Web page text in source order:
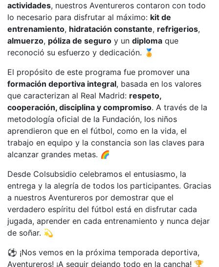
actividades, nuestros Aventureros contaron con todo
lo necesario para disfrutar al máximo: kit de
entrenamiento, hidratación constante, refrigerios,
almuerzo, póliza de seguro y un diploma que
reconoció su esfuerzo y dedicación. 🏅
El propósito de este programa fue promover una
formación deportiva integral, basada en los valores
que caracterizan al Real Madrid: respeto,
cooperación, disciplina y compromiso. A través de la
metodología oficial de la Fundación, los niños
aprendieron que en el fútbol, como en la vida, el
trabajo en equipo y la constancia son las claves para
alcanzar grandes metas. 🌈
Desde Colsubsidio celebramos el entusiasmo, la
entrega y la alegría de todos los participantes. Gracias
a nuestros Aventureros por demostrar que el
verdadero espíritu del fútbol está en disfrutar cada
jugada, aprender en cada entrenamiento y nunca dejar
de soñar. 💫
⚽ ¡Nos vemos en la próxima temporada deportiva,
Aventureros! ¡A seguir dejando todo en la cancha! 🏆